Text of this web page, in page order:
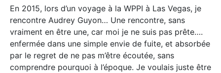
En 2015, lors d’un voyage à la WPPI à Las Vegas, je
rencontre Audrey Guyon… Une rencontre, sans
vraiment en être une, car moi je ne suis pas prête….
enfermée dans une simple envie de fuite, et absorbée
par le regret de ne pas m’être écoutée, sans
comprendre pourquoi à l’époque. Je voulais juste être